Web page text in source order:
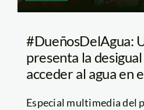
#DueñosDelAgua:
presenta la
acceder al agua en
Especial multimedia del